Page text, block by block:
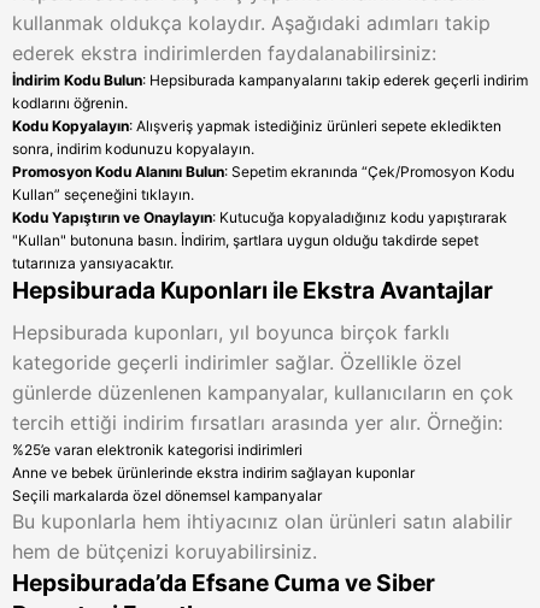
kullanmak oldukça kolaydır. Aşağıdaki adımları takip
ederek ekstra indirimlerden faydalanabilirsiniz:
İndirim Kodu Bulun: Hepsiburada kampanyalarını takip ederek geçerli indirim
kodlarını öğrenin.
Kodu Kopyalayın: Alışveriş yapmak istediğiniz ürünleri sepete ekledikten
sonra, indirim kodunuzu kopyalayın.
Promosyon Kodu Alanını Bulun: Sepetim ekranında “Çek/Promosyon Kodu
Kullan” seçeneğini tıklayın.
Kodu Yapıştırın ve Onaylayın: Kutucuğa kopyaladığınız kodu yapıştırarak
"Kullan" butonuna basın. İndirim, şartlara uygun olduğu takdirde sepet
tutarınıza yansıyacaktır.
Hepsiburada Kuponları ile Ekstra Avantajlar
Hepsiburada kuponları, yıl boyunca birçok farklı
kategoride geçerli indirimler sağlar. Özellikle özel
günlerde düzenlenen kampanyalar, kullanıcıların en çok
tercih ettiği indirim fırsatları arasında yer alır. Örneğin:
%25’e varan elektronik kategorisi indirimleri
Anne ve bebek ürünlerinde ekstra indirim sağlayan kuponlar
Seçili markalarda özel dönemsel kampanyalar
Bu kuponlarla hem ihtiyacınız olan ürünleri satın alabilir
hem de bütçenizi koruyabilirsiniz.
Hepsiburada’da Efsane Cuma ve Siber